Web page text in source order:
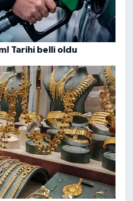
Tarihi belli oldu